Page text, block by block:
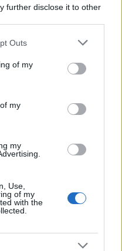
further disclose it to other
one or more Google
You may click to
its third-party tags to
in below Google
Outs
of my
my
my
Use,
of my
with the
Σαρακήνικο της
ελικοδρόμιο –
το ελικόπτερο τους